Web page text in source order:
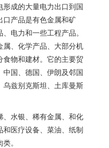
成的大量电力出口到国
口产品是有色金属和矿
电力和一些工程产品。
、化学产品、大部分机
物和建材。它的主要贸
国、德国、伊朗及邻国
兹别克斯坦、土库曼斯
水银、稀有金属、和化
医疗设备、菜油、纸制
。